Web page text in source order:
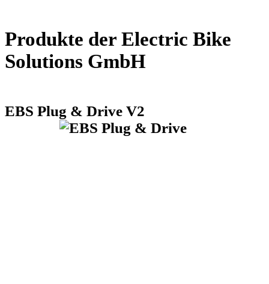
Produkte der Electric Bike
Solutions GmbH
EBS Plug & Drive V2